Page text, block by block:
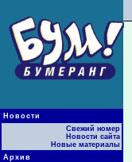
Новости
Свежий номер
Новости сайта
Новые материалы
Архив